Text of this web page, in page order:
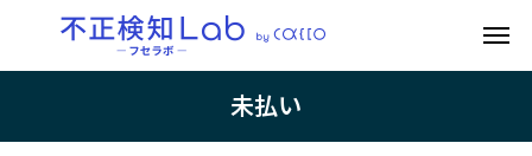
未払い